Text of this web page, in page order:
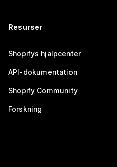
Resurser
Shopifys hjälpcenter
API-dokumentation
Shopify Community
Forskning